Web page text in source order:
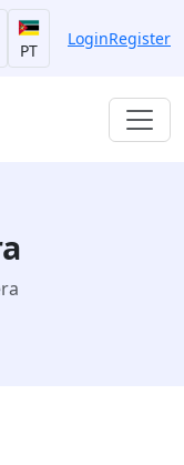
PT
LoginRegister